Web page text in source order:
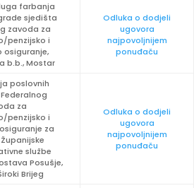
farbanja
sjedišta
zavoda za
penzijsko i
osiguranje,
b.b., Mostar
Odluka o dodjeli
ugovora
najpovoljnijem
ponuđaču
poslovnih
za
penzijsko i
za
službe
Posušje,
Brijeg
Odluka o dodjeli
ugovora
najpovoljnijem
ponuđaču